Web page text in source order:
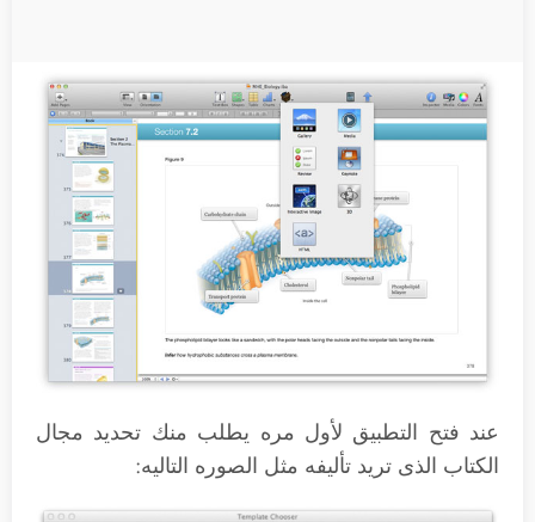
عند فتح التطبيق لأول مره يطلب منك تحديد مجال
الكتاب الذى تريد تأليفه مثل الصوره التاليه: